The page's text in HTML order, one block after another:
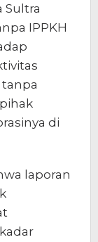
Sultra
IPPKH
di
laporan